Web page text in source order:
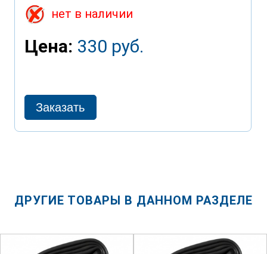
нет в наличии
Цена: 330 руб.
ДРУГИЕ ТОВАРЫ В ДАННОМ РАЗДЕЛЕ